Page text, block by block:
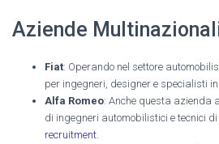
Aziende
Fiat: Operando nel settore
per ingegneri, designer e specialisti
Alfa Romeo: Anche questa azienda
di ingegneri automobilistici e tecnici di
recruitment